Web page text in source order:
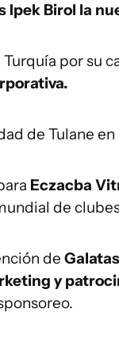
Ipek Birol la
por su
de Tulane
Eczacba
de
de
y